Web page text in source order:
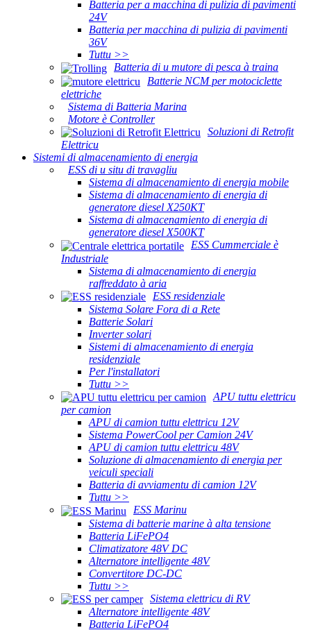
Batteria per a macchina di pulizia di pavimenti
24V
Batteria per macchina di pulizia di pavimenti
36V
Tuttu >>
Batteria di u mutore di pesca à traina
Batterie NCM per motociclette
elettriche
Sistema di Batteria Marina
Motore è Controller
Soluzioni di Retrofit
Elettricu
Sistemi di almacenamiento di energia
ESS di u situ di travagliu
Sistema di almacenamiento di energia mobile
Sistema di almacenamiento di energia di
generatore diesel X250KT
Sistema di almacenamiento di energia di
generatore diesel X500KT
ESS Cummerciale è
Industriale
Sistema di almacenamiento di energia
raffreddato à aria
ESS residenziale
Sistema Solare Fora di a Rete
Batterie Solari
Inverter solari
Sistemi di almacenamiento di energia
residenziale
Per l'installatori
Tuttu >>
APU tuttu elettricu
per camion
APU di camion tuttu elettricu 12V
Sistema PowerCool per Camion 24V
APU di camion tuttu elettricu 48V
Soluzione di almacenamiento di energia per
veiculi speciali
Batteria di avviamentu di camion 12V
Tuttu >>
ESS Marinu
Sistema di batterie marine à alta tensione
Batteria LiFePO4
Climatizatore 48V DC
Alternatore intelligente 48V
Convertitore DC-DC
Tuttu >>
Sistema elettricu di RV
Alternatore intelligente 48V
Batteria LiFePO4